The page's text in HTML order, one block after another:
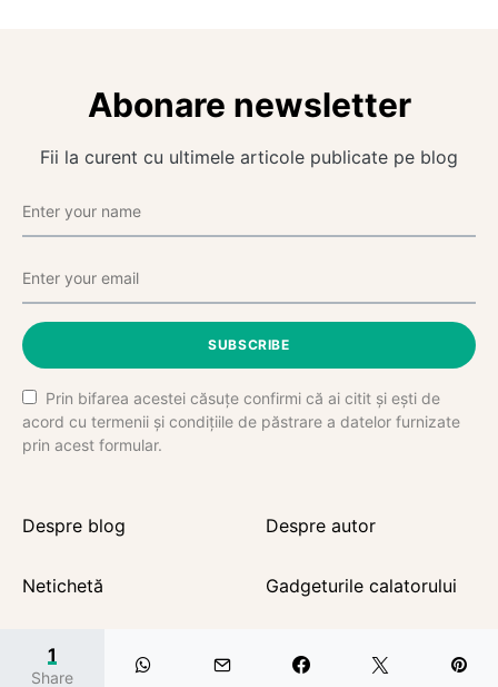
Abonare newsletter
Fii la curent cu ultimele articole publicate pe blog
SUBSCRIBE
Prin bifarea acestei căsuțe confirmi că ai citit și ești de
acord cu termenii și condițiile de păstrare a datelor furnizate
prin acest formular.
Despre blog Despre autor
Netichetă Gadgeturile calatorului
1
Share